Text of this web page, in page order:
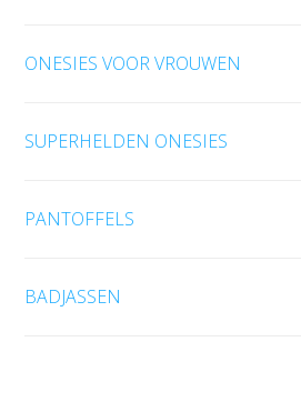
ONESIES VOOR VROUWEN
SUPERHELDEN ONESIES
PANTOFFELS
BADJASSEN